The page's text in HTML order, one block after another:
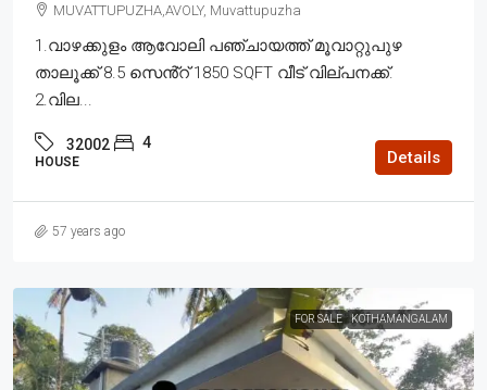
MUVATTUPUZHA,AVOLY, Muvattupuzha
1.വാഴക്കുളം ആവോലി പഞ്ചായത്ത് മൂവാറ്റുപുഴ
താലൂക്ക് 8.5 സെൻ്റ് 1850 SQFT വീട് വില്പനക്ക്.
2.വില...
32002 4
HOUSE Details
57 years ago
FOR SALE KOTHAMANGALAM